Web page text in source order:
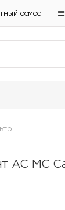
осмос
АС МС